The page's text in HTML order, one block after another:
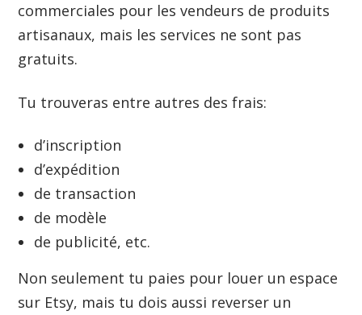
commerciales pour les vendeurs de produits
artisanaux, mais les services ne sont pas
gratuits.
Tu trouveras entre autres des frais:
d’inscription
d’expédition
de transaction
de modèle
de publicité, etc.
Non seulement tu paies pour louer un espace
sur Etsy, mais tu dois aussi reverser un